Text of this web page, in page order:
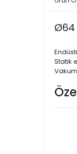
Ø64
Statik